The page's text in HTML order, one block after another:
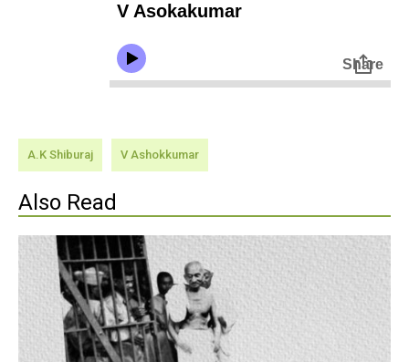
A.K Shiburaj V Ashokkumar
Also Read